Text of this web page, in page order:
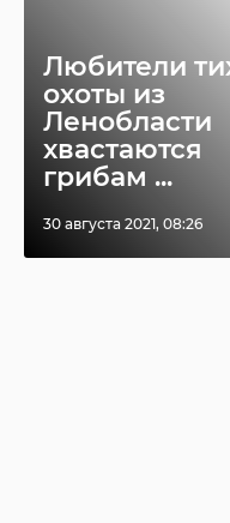
Любители
охоты из
Ленобласти
хвастаются
грибам ...
30 августа 2021, 08:26